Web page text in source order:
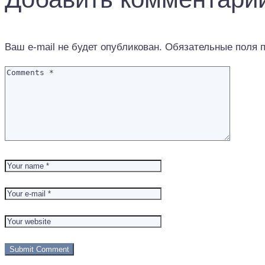
Ваш e-mail не будет опубликован. Обязательные поля